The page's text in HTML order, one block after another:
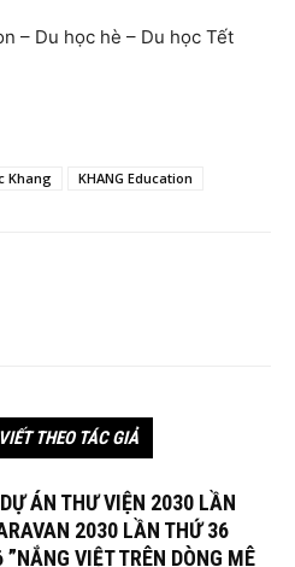
– Du học hè – Du học Tết
Khang KHANG Education
THEO TÁC GIẢ
ÁN THƯ VIỆN 2030 LẦN
2030 LẦN THỨ 36
VIỆT TRÊN DÒNG MÊ